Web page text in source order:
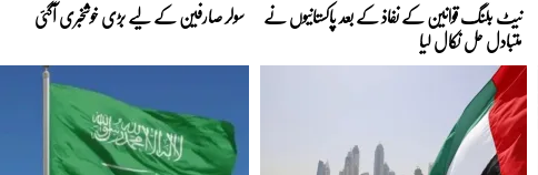
نیٹ بلنگ قوانین کے نفاذ کے بعد پاکستانیوں نے
متبادل حل نکال لیا
سولر صارفین کے لیے بڑی خوشخبری آگئی